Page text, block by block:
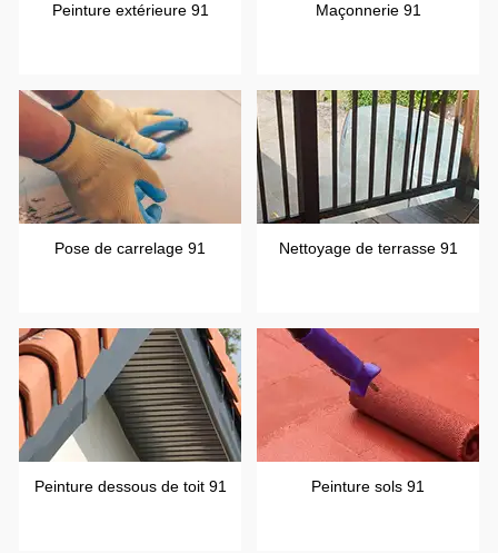
Peinture extérieure 91 Maçonnerie 91
Pose de carrelage 91 Nettoyage de terrasse 91
Peinture dessous de toit 91 Peinture sols 91